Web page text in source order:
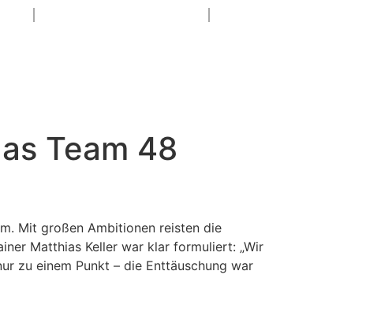
Team 48
Mit großen Ambitionen reisten die
Matthias Keller war klar formuliert: „Wir
zu einem Punkt – die Enttäuschung war